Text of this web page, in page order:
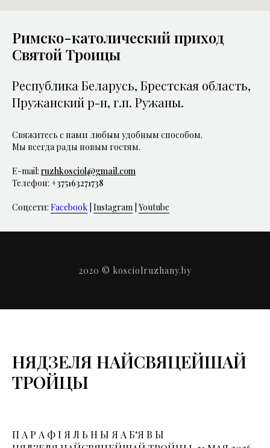
Римско-католический приход
Святой Троицы
Республика Беларусь, Брестская область,
Пружанский р-н, г.п. Ружаны.
Cвяжитесь с нами любым удобным способом.
Мы всегда рады новым гостям.
E-mail: ruzhkosciol@gmail.com
Телефон: +375163271738
Соцсети: Facebook Instagram Youtube
2020 © kosciolruzhany.by
НЯДЗЕЛЯ НАЙСВЯЦЕЙШАЙ
ТРОЙЦЫ
П А Р А Ф І Я Л Ь Н Ы Я А Б‘Я В Ы